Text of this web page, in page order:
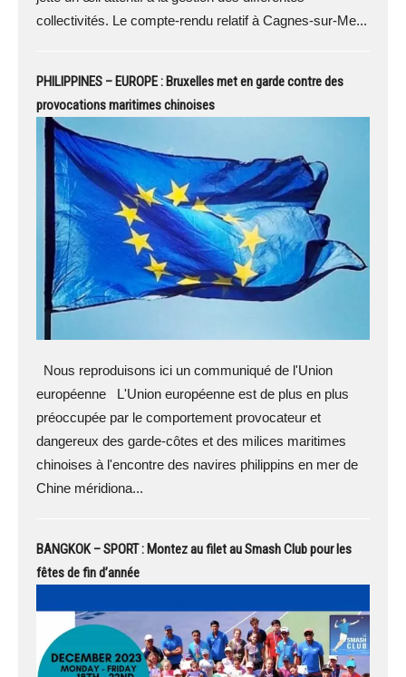
collectivités. Le compte-rendu relatif à Cagnes-sur-Me...
PHILIPPINES – EUROPE : Bruxelles met en garde contre des
provocations maritimes chinoises
Nous reproduisons ici un communiqué de l'Union
européenne L'Union européenne est de plus en plus
préoccupée par le comportement provocateur et
dangereux des garde-côtes et des milices maritimes
chinoises à l'encontre des navires philippins en mer de
Chine méridiona...
BANGKOK – SPORT : Montez au filet au Smash Club pour les
fêtes de fin d’année